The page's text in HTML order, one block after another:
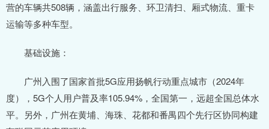
营的车辆共508辆，涵盖出行服务、环卫清扫、厢式物流、重卡
运输等多种车型。
基础设施：
广州入围了国家首批5G应用扬帆行动重点城市（2024年
度），5G个人用户普及率105.94%，全国第一，远超全国总体水
平。另外，广州在黄埔、海珠、花都和番禺四个先行区协同构建